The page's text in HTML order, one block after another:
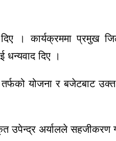
। कार्यक्रममा प्रमुख
धन्यवाद दिए ।
योजना र बजेटबाट
उपेन्द्र अर्यालले सहजीकरण